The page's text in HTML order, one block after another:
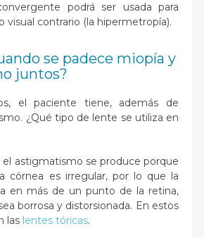
podrá ser usada para
visual contrario (la hipermetropía).
se padece miopía y
juntos?
el paciente tiene, además de
¿Qué tipo de lente se utiliza en
astigmatismo se produce porque
córnea es irregular, por lo que la
en más de un punto de la retina,
borrosa y distorsionada. En estos
las lentes tóricas.